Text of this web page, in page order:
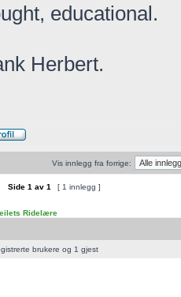
educational.
Herbert.
Vis innlegg fra forrige:
Side 1 av 1 [ 1 innlegg ]
Ridelære
brukere og 1 gjest